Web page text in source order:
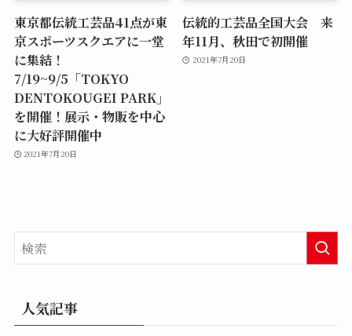
東京都伝統工芸品41点が東
京スポーツスクエアに一堂
に集結！
7/19~9/5「TOKYO
DENTOKOUGEI PARK」
を開催！展示・物販を中心
に大好評開催中
2021年7月20日
伝統的工芸品全国大会 来
年11月、秋田で初開催
2021年7月20日
人気記事